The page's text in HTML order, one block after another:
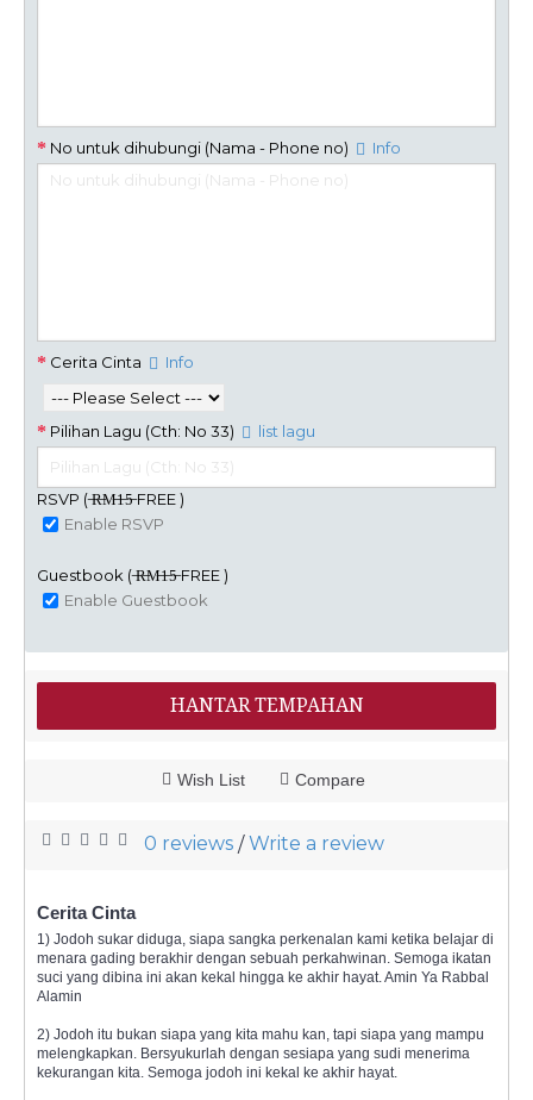
No untuk dihubungi (Nama - Phone no) Info
Cerita Cinta Info
Pilihan Lagu (Cth: No 33) list lagu
RSVP ( ̶R̶M̶1̶5̶ FREE )
Enable RSVP
Guestbook ( ̶R̶M̶1̶5̶ FREE )
Enable Guestbook
HANTAR TEMPAHAN
Wish List Compare
0 reviews /Write a review
Cerita Cinta
1) Jodoh sukar diduga, siapa sangka perkenalan kami ketika belajar di
menara gading berakhir dengan sebuah perkahwinan. Semoga ikatan
suci yang dibina ini akan kekal hingga ke akhir hayat. Amin Ya Rabbal
Alamin
2) Jodoh itu bukan siapa yang kita mahu kan, tapi siapa yang mampu
melengkapkan. Bersyukurlah dengan sesiapa yang sudi menerima
kekurangan kita. Semoga jodoh ini kekal ke akhir hayat.